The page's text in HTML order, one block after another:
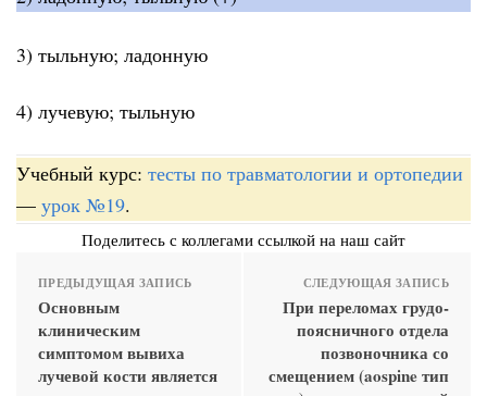
3) тыльную; ладонную
4) лучевую; тыльную
Учебный курс: тесты по травматологии и ортопедии
— урок №19.
Поделитесь с коллегами ссылкой на наш сайт
ПРЕДЫДУЩАЯ ЗАПИСЬ
Основным
клиническим
симптомом вывиха
лучевой кости является
СЛЕДУЮЩАЯ ЗАПИСЬ
При переломах грудо-
поясничного отдела
позвоночника со
смещением (aospine тип